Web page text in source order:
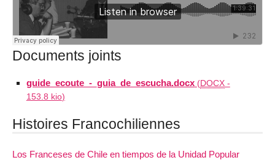
Documents joints
guide_ecoute_-_guia_de_escucha.docx (DOCX-
153.8 kio)
Histoires Francochiliennes
Los Franceses de Chile en tiempos de la Unidad Popular